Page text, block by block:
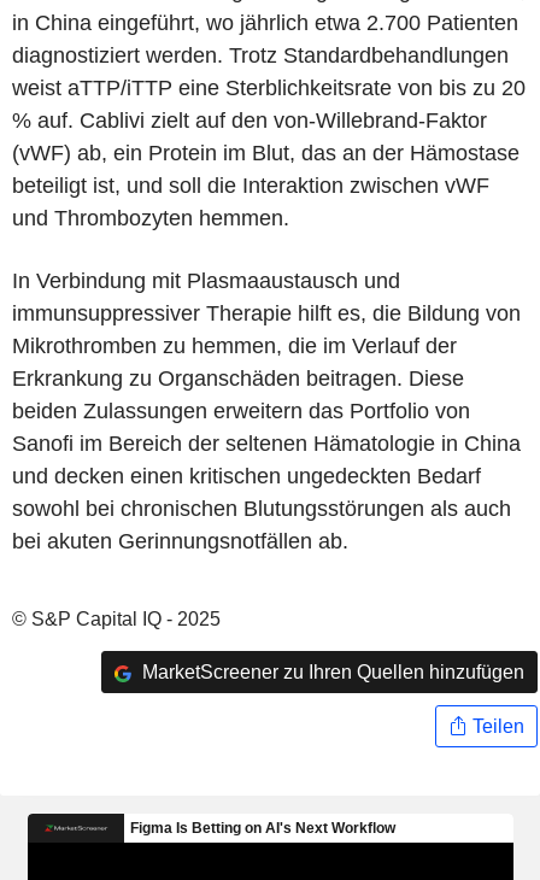
in China eingeführt, wo jährlich etwa 2.700 Patienten
diagnostiziert werden. Trotz Standardbehandlungen
weist aTTP/iTTP eine Sterblichkeitsrate von bis zu 20
% auf. Cablivi zielt auf den von-Willebrand-Faktor
(vWF) ab, ein Protein im Blut, das an der Hämostase
beteiligt ist, und soll die Interaktion zwischen vWF
und Thrombozyten hemmen.
In Verbindung mit Plasmaaustausch und
immunsuppressiver Therapie hilft es, die Bildung von
Mikrothromben zu hemmen, die im Verlauf der
Erkrankung zu Organschäden beitragen. Diese
beiden Zulassungen erweitern das Portfolio von
Sanofi im Bereich der seltenen Hämatologie in China
und decken einen kritischen ungedeckten Bedarf
sowohl bei chronischen Blutungsstörungen als auch
bei akuten Gerinnungsnotfällen ab.
© S&P Capital IQ - 2025
MarketScreener zu Ihren Quellen hinzufügen
Teilen